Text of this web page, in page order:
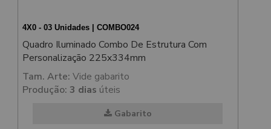
4X0 - 03 Unidades | COMBO024
Quadro Iluminado Combo De Estrutura Com
Personalização 225x334mm
Tam. Arte: Vide gabarito
Produção: 3 dias úteis
Gabarito